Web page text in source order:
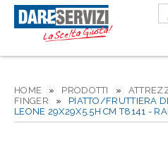
HOME » PRODOTTI »
FINGER » PIATTO/FRUTTIERA
LEONE 29X29X5.5H CM T8141 -